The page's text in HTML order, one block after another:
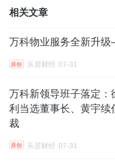
渍，最终却得知眼镜已
尽管白忙了一场，业主
一天，这样的物业人员
地送来一面锦旗，表达
“即使最终没找到，我
了。”苏义群说，“物业
要，但更重要的是让业
相关文章
万科物业服务全新升
原创 乐居财经 07-31
万科新领导班子落定：
利当选董事长、黄宇续
裁
原创 乐居财经 07-31